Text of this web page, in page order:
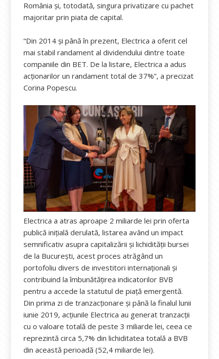
România și, totodată, singura privatizare cu pachet
majoritar prin piata de capital.
“Din 2014 și până în prezent, Electrica a oferit cel
mai stabil randament al dividendului dintre toate
companiile din BET. De la listare, Electrica a adus
acționarilor un randament total de 37%”, a precizat
Corina Popescu.
Electrica a atras aproape 2 miliarde lei prin oferta
publică iniţială derulată, listarea având un impact
semnificativ asupra capitalizării şi lichidităţii bursei
de la București, acest proces atrăgând un
portofoliu divers de investitori internaționali și
contribuind la îmbunătățirea indicatorilor BVB
pentru a accede la statutul de piață emergentă.
Din prima zi de tranzacționare și până la finalul lunii
iunie 2019, acțiunile Electrica au generat tranzacții
cu o valoare totală de peste 3 miliarde lei, ceea ce
reprezintă circa 5,7% din lichiditatea totală a BVB
din această perioadă (52,4 miliarde lei).